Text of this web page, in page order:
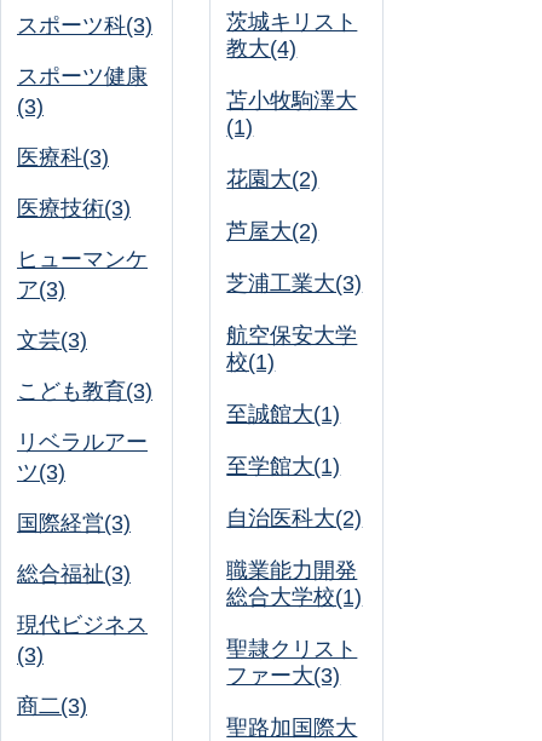
スポーツ科(3)
スポーツ健康
(3)
医療科(3)
医療技術(3)
ヒューマンケ
ア(3)
文芸(3)
こども教育(3)
リベラルアー
ツ(3)
国際経営(3)
総合福祉(3)
現代ビジネス
(3)
商二(3)
茨城キリスト
教大(4)
苫小牧駒澤大
(1)
花園大(2)
芦屋大(2)
芝浦工業大(3)
航空保安大学
校(1)
至誠館大(1)
至学館大(1)
自治医科大(2)
職業能力開発
総合大学校(1)
聖隷クリスト
ファー大(3)
聖路加国際大